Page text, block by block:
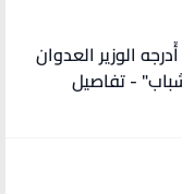
بإلغاء قرار نقله .. ثم أُدرجه الوزير العدوان
- تفاصيل